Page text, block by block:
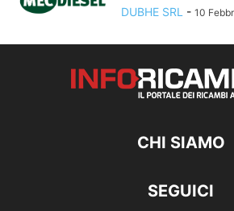
DUBHE SRL - 10
CHI SIAMO
SEGUICI